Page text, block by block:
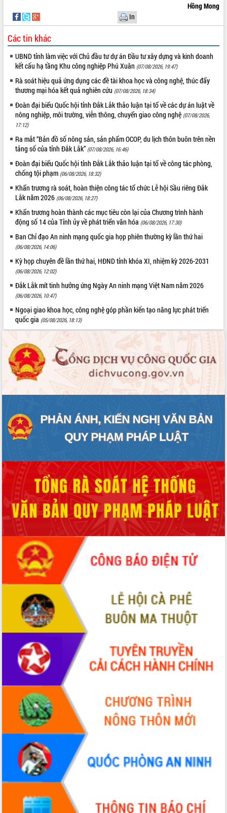
Hồng Mong
In
Các tin khác
UBND tỉnh làm việc với Chủ đầu tư dự án Đầu tư xây dựng và kinh doanh
kết cấu hạ tầng Khu công nghiệp Phú Xuân (07/08/2026, 19:47)
Rà soát hiệu quả ứng dụng các đề tài khoa học và công nghệ, thúc đẩy
thương mại hóa kết quả nghiên cứu (07/08/2026, 18:34)
Đoàn đại biểu Quốc hội tỉnh Đắk Lắk thảo luận tại tổ về các dự án luật về
nông nghiệp, môi trường, viễn thông, chuyển giao công nghệ (07/08/2026,
17:12)
Ra mắt “Bản đồ số nông sản, sản phẩm OCOP, du lịch thôn buôn trên nền
tảng số của tỉnh Đắk Lắk” (07/08/2026, 16:46)
Đoàn đại biểu Quốc hội tỉnh Đắk Lắk thảo luận tại tổ về công tác phòng,
chống tội phạm (06/08/2026, 18:32)
Khẩn trương rà soát, hoàn thiện công tác tổ chức Lễ hội Sầu riêng Đắk
Lắk năm 2026 (06/08/2026, 18:27)
Khẩn trương hoàn thành các mục tiêu còn lại của Chương trình hành
động số 14 của Tỉnh ủy về phát triển văn hóa (06/08/2026, 17:30)
Ban Chỉ đạo An ninh mạng quốc gia họp phiên thường kỳ lần thứ hai
(06/08/2026, 14:06)
Kỳ họp chuyên đề lần thứ hai, HĐND tỉnh khóa XI, nhiệm kỳ 2026-2031
(06/08/2026, 12:02)
Đắk Lắk mít tinh hưởng ứng Ngày An ninh mạng Việt Nam năm 2026
(06/08/2026, 10:47)
Ngoại giao khoa học, công nghệ góp phần kiến tạo năng lực phát triển
quốc gia (05/08/2026, 18:13)